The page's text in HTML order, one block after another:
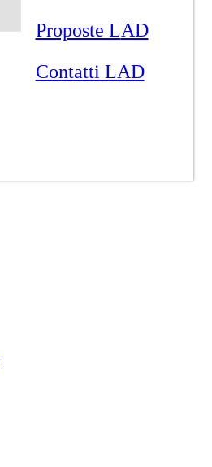
Proposte LAD
Contatti LAD